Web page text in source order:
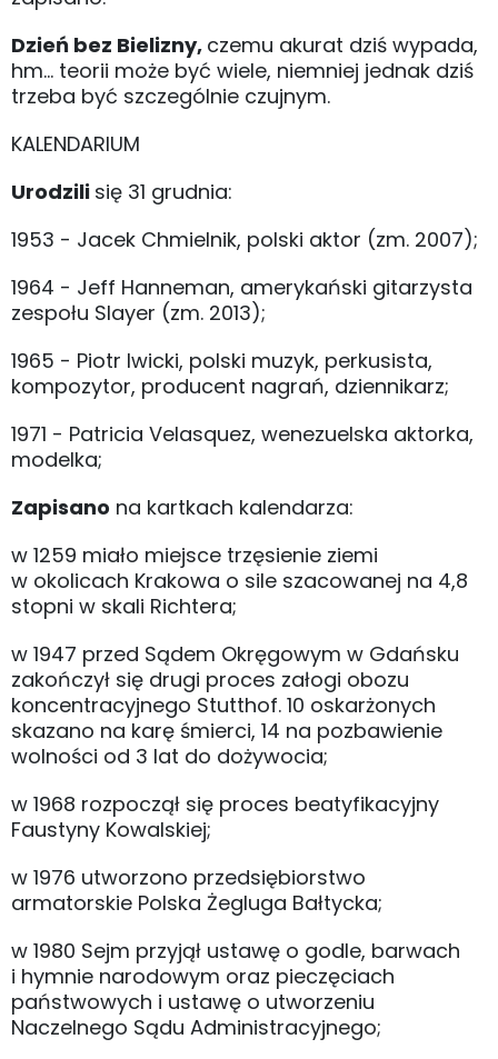
Dzień bez Bielizny, czemu akurat dziś wypada,
hm... teorii może być wiele, niemniej jednak dziś
trzeba być szczególnie czujnym.
KALENDARIUM
Urodzili się 31 grudnia:
1953 - Jacek Chmielnik, polski aktor (zm. 2007);
1964 - Jeff Hanneman, amerykański gitarzysta
zespołu Slayer (zm. 2013);
1965 - Piotr Iwicki, polski muzyk, perkusista,
kompozytor, producent nagrań, dziennikarz;
1971 - Patricia Velasquez, wenezuelska aktorka,
modelka;
Zapisano na kartkach kalendarza:
w 1259 miało miejsce trzęsienie ziemi
w okolicach Krakowa o sile szacowanej na 4,8
stopni w skali Richtera;
w 1947 przed Sądem Okręgowym w Gdańsku
zakończył się drugi proces załogi obozu
koncentracyjnego Stutthof. 10 oskarżonych
skazano na karę śmierci, 14 na pozbawienie
wolności od 3 lat do dożywocia;
w 1968 rozpoczął się proces beatyfikacyjny
Faustyny Kowalskiej;
w 1976 utworzono przedsiębiorstwo
armatorskie Polska Żegluga Bałtycka;
w 1980 Sejm przyjął ustawę o godle, barwach
i hymnie narodowym oraz pieczęciach
państwowych i ustawę o utworzeniu
Naczelnego Sądu Administracyjnego;